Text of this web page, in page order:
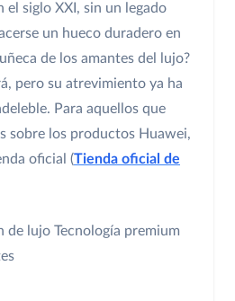
el siglo XXI, sin un legado
un hueco duradero en
de los amantes del lujo?
pero su atrevimiento ya ha
Para aquellos que
sobre los productos Huawei,
oficial (Tienda oficial de
de lujo Tecnología premium